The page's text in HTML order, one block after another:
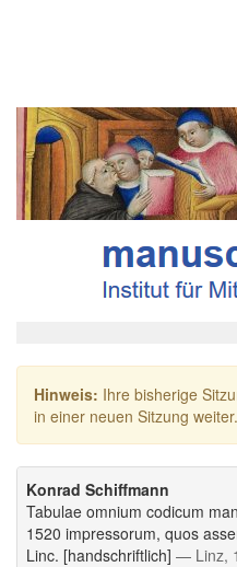
Hinweis: Ihre bisherige
in einer neuen Sitzung weiter.
Konrad Schiffmann
Tabulae omnium codicum
1520 impressorum, quos
Linc. [handschriftlich] — Linz,